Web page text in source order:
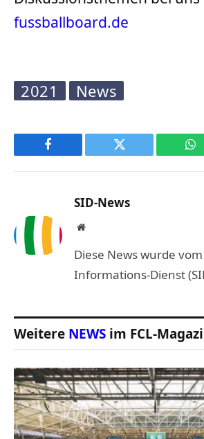
fussballboard.de
2021 News
Facebook Twitter
SID-News
Website
Diese News wurde
Informations-Dienst
Weitere NEWS im FCL-